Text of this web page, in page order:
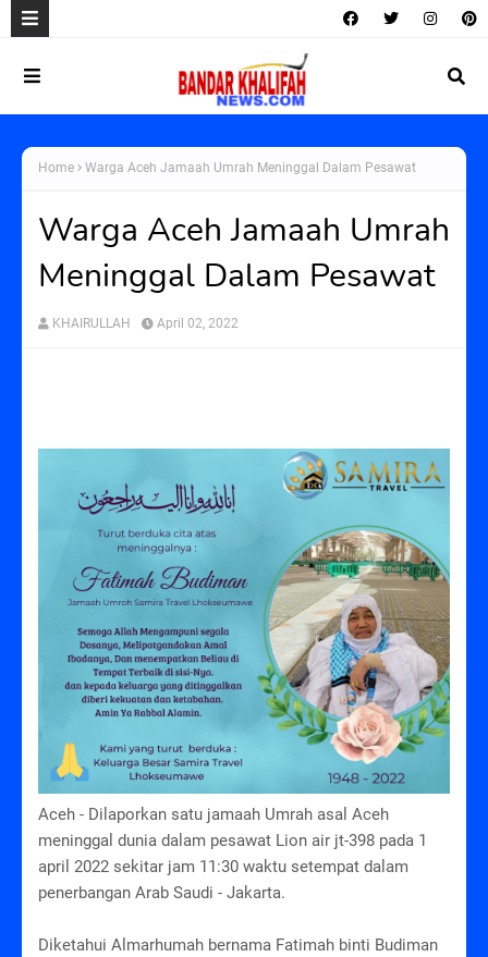
Home Warga Aceh Jamaah Umrah Meninggal Dalam Pesawat
Warga Aceh Jamaah Umrah
Meninggal Dalam Pesawat
KHAIRULLAH April 02, 2022
Aceh - Dilaporkan satu jamaah Umrah asal Aceh
meninggal dunia dalam pesawat Lion air jt-398 pada 1
april 2022 sekitar jam 11:30 waktu setempat dalam
penerbangan Arab Saudi - Jakarta.
Diketahui Almarhumah bernama Fatimah binti Budiman